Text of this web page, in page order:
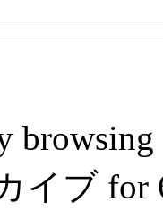
イブ for